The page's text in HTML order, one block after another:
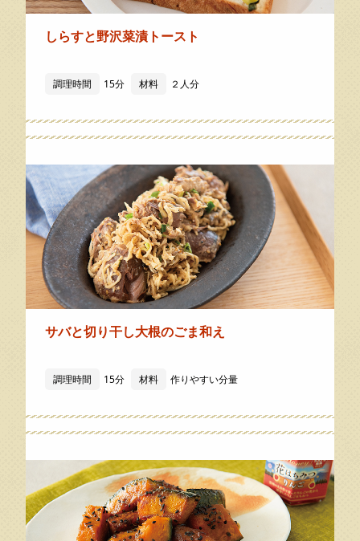
しらすと野沢菜漬トースト
調理時間 15分 材料 ２人分
サバと切り干し大根のごま和え
調理時間 15分 材料 作りやすい分量